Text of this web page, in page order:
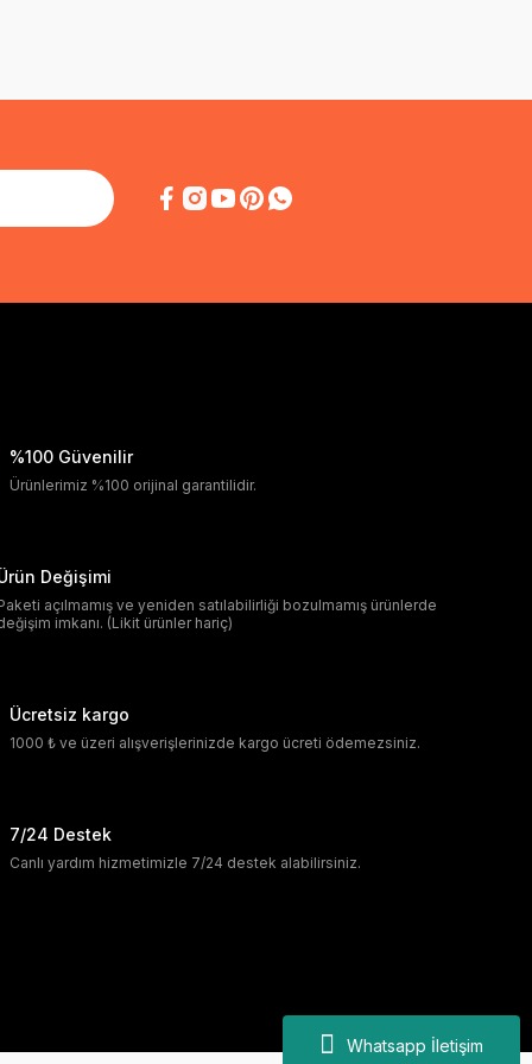
Whatsapp İletişim
%100 Güvenilir
Ürünlerimiz %100 orijinal garantilidir.
Değişimi
açılmamış ve yeniden satılabilirliği bozulmamış ürünlerde
imkanı. (Likit ürünler hariç)
Ücretsiz kargo
1000 ₺ ve üzeri alışverişlerinizde kargo ücreti ödemezsiniz.
7/24 Destek
Canlı yardım hizmetimizle 7/24 destek alabilirsiniz.